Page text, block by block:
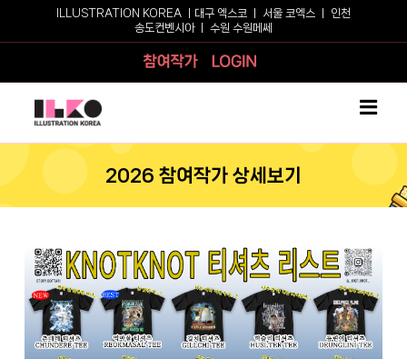
ILLUSTRATION KOREA ㅣ 대구 엑스코 서울 코엑스
인천
송도컨벤시아ㅣ 수원 수원메쎄
참여작가
2026 참여작가 상세보기